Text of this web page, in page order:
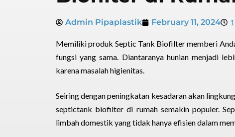
Admin Pipaplastik February 11, 2024
Memiliki produk Septic Tank Biofilter memberi
fungsi yang sama. Diantaranya hunian menjadi
karena masalah higienitas.
Seiring dengan peningkatan kesadaran akan
septictank biofilter di rumah semakin populer.
limbah domestik yang tidak hanya efisien dalam